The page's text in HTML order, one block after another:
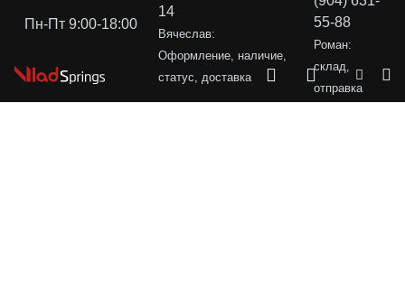
Пн-Пт 9:00-18:00
14
Вячеслав:
Оформление, наличие,
статус, доставка
55-88
Роман:
склад,
отправка